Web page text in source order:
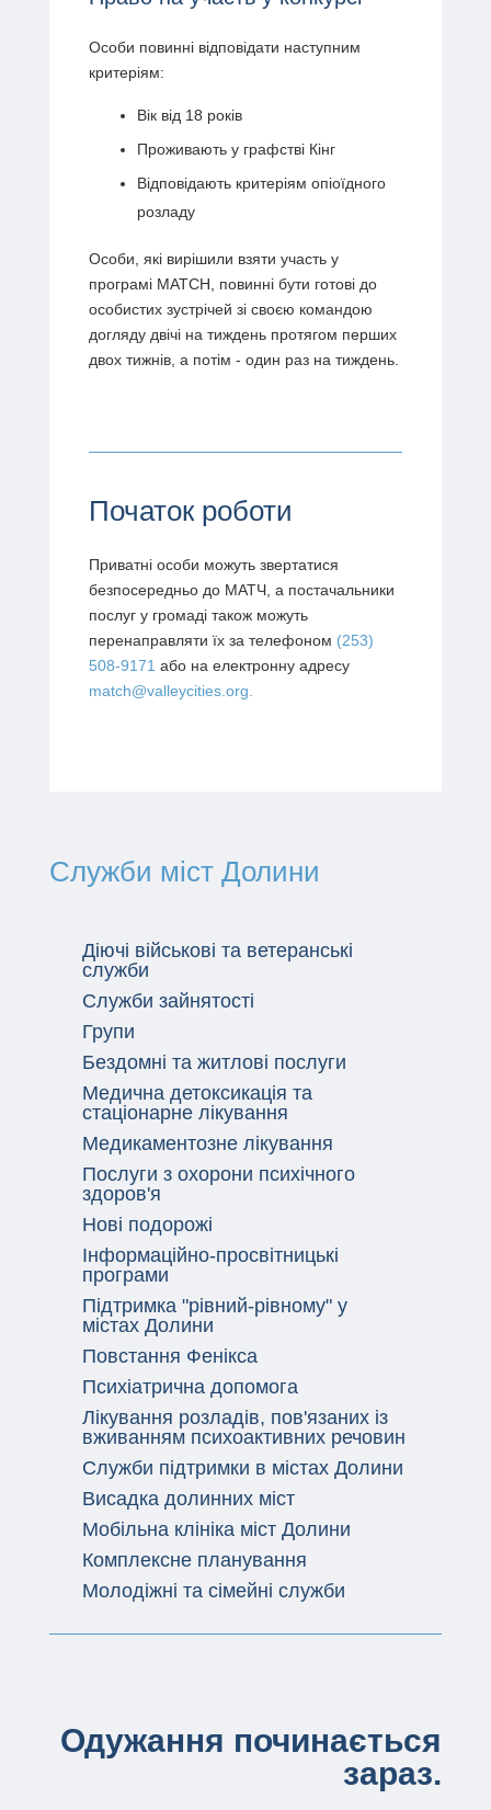
Особи повинні відповідати наступним
критеріям:
Вік від 18 років
Проживають у графстві Кінг
Відповідають критеріям опіоїдного
розладу
Особи, які вирішили взяти участь у
програмі MATCH, повинні бути готові до
особистих зустрічей зі своєю командою
догляду двічі на тиждень протягом перших
двох тижнів, а потім - один раз на тиждень.
Початок роботи
Приватні особи можуть звертатися
безпосередньо до МАТЧ, а постачальники
послуг у громаді також можуть
перенаправляти їх за телефоном (253)
508-9171 або на електронну адресу
match@valleycities.org.
Служби міст Долини
Діючі військові та ветеранські
служби
Служби зайнятості
Групи
Бездомні та житлові послуги
Медична детоксикація та
стаціонарне лікування
Медикаментозне лікування
Послуги з охорони психічного
здоров'я
Нові подорожі
Інформаційно-просвітницькі
програми
Підтримка "рівний-рівному" у
містах Долини
Повстання Фенікса
Психіатрична допомога
Лікування розладів, пов'язаних із
вживанням психоактивних речовин
Служби підтримки в містах Долини
Висадка долинних міст
Мобільна клініка міст Долини
Комплексне планування
Молодіжні та сімейні служби
Одужання починається
зараз.